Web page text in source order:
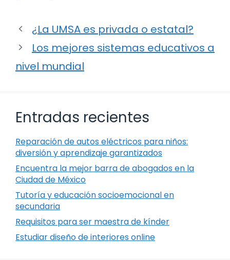
¿La UMSA es privada o estatal?
Los mejores sistemas educativos a
nivel mundial
Entradas recientes
Reparación de autos eléctricos para niños:
diversión y aprendizaje garantizados
Encuentra la mejor barra de abogados en la
Ciudad de México
Tutoría y educación socioemocional en
secundaria
Requisitos para ser maestra de kínder
Estudiar diseño de interiores online